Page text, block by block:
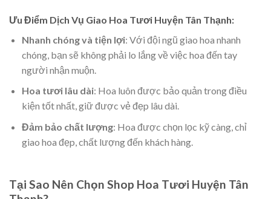
Ưu Điểm Dịch Vụ Giao Hoa Tươi Huyện Tân Thạnh:
Nhanh chóng và tiện lợi: Với đội ngũ giao hoa nhanh
chóng, bạn sẽ không phải lo lắng về việc hoa đến tay
người nhận muộn.
Hoa tươi lâu dài: Hoa luôn được bảo quản trong điều
kiện tốt nhất, giữ được vẻ đẹp lâu dài.
Đảm bảo chất lượng: Hoa được chọn lọc kỹ càng, chỉ
giao hoa đẹp, chất lượng đến khách hàng.
Tại Sao Nên Chọn Shop Hoa Tươi Huyện Tân